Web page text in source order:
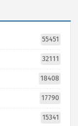
55451
32111
18408
17790
15341